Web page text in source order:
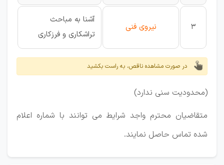
3 نیروی فنی
آشنا به مباحث
تراشکاری و فرزکاری
در صورت مشاهده ناقص، به راست بکشید
(محدودیت سنی ندارد)
متقاضیان محترم واجد شرایط می توانند با شماره اعلام
شده تماس حاصل نمایند.